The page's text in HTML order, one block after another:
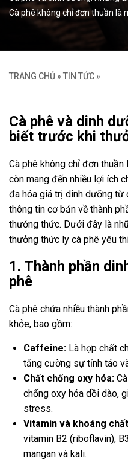
Cà phê không chỉ đơn thuần
TRANG CHỦ » TIN TỨC »
Cà phê và dinh
biết trước khi
Cà phê không chỉ đơn
còn mang đến nhiều lợi ích
đa hóa giá trị dinh dưỡng từ
thông tin cơ bản về thành
thưởng thức. Dưới đây là
thưởng thức ly cà phê yêu
1. Thành phần
phê
Cà phê chứa nhiều thành
khỏe, bao gồm:
Caffeine: Là hợp chất
tăng cường sự tỉnh táo
Chất chống oxy hóa:
chống oxy hóa dồi dào,
stress.
Vitamin và khoáng
vitamin B2 (riboflavin),
mangan và kali.